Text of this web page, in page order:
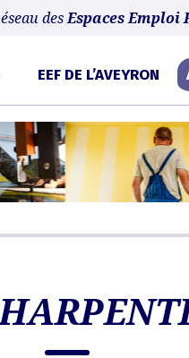
autorisez à déposer un cookie à
desEspaces
EEF DE L’AVEYRON